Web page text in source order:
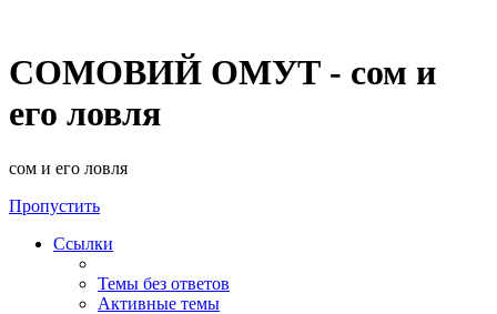
СОМОВИЙ ОМУТ - сом и
его ловля
сом и его ловля
Пропустить
Ссылки
Темы без ответов
Активные темы